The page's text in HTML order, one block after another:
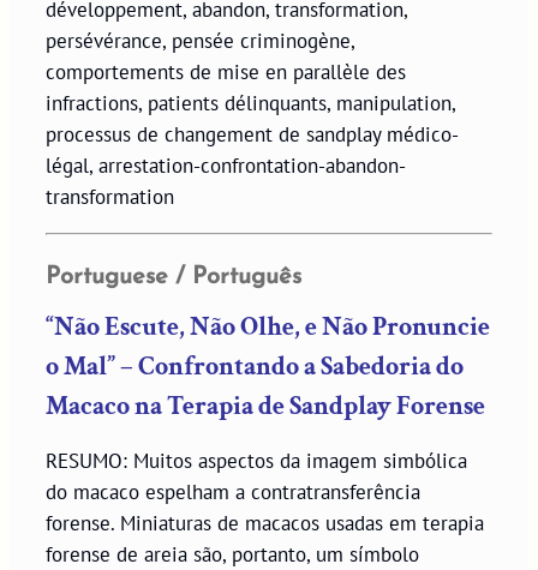
développement, abandon, transformation,
persévérance, pensée criminogène,
comportements de mise en parallèle des
infractions, patients délinquants, manipulation,
processus de changement de sandplay médico-
légal, arrestation-confrontation-abandon-
transformation
Portuguese / Português
“Não Escute, Não Olhe, e Não Pronuncie
o Mal” – Confrontando a Sabedoria do
Macaco na Terapia de Sandplay Forense
RESUMO: Muitos aspectos da imagem simbólica
do macaco espelham a contratransferência
forense. Miniaturas de macacos usadas em terapia
forense de areia são, portanto, um símbolo